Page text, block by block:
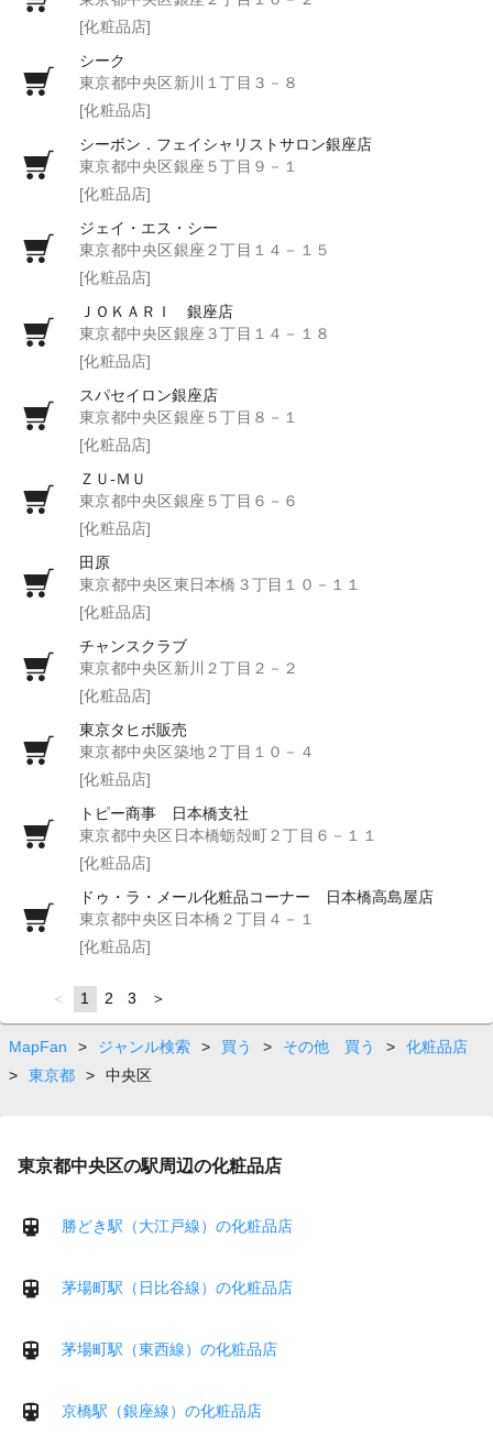
[化粧品店]
シーク
東京都中央区新川１丁目３－８
[化粧品店]
シーボン．フェイシャリストサロン銀座店
東京都中央区銀座５丁目９－１
[化粧品店]
ジェイ・エス・シー
東京都中央区銀座２丁目１４－１５
[化粧品店]
ＪＯＫＡＲＩ 銀座店
東京都中央区銀座３丁目１４－１８
[化粧品店]
スパセイロン銀座店
東京都中央区銀座５丁目８－１
[化粧品店]
ＺＵ‐ＭＵ
東京都中央区銀座５丁目６－６
[化粧品店]
田原
東京都中央区東日本橋３丁目１０－１１
[化粧品店]
チャンスクラブ
東京都中央区新川２丁目２－２
[化粧品店]
東京タヒボ販売
東京都中央区築地２丁目１０－４
[化粧品店]
トピー商事 日本橋支社
東京都中央区日本橋蛎殻町２丁目６－１１
[化粧品店]
ドゥ・ラ・メール化粧品コーナー 日本橋高島屋店
東京都中央区日本橋２丁目４－１
[化粧品店]
page
You're
on
page
1 page
2 page
3 page
MapFan > ジャンル検索 > 買う > その他 買う >
化粧品店
>
東京都 > 中央区
東京都中央区の駅周辺の化粧品店
勝どき駅（大江戸線）の化粧品店
茅場町駅（日比谷線）の化粧品店
茅場町駅（東西線）の化粧品店
京橋駅（銀座線）の化粧品店